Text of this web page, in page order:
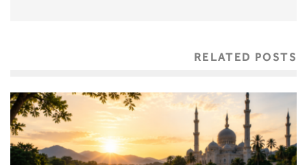
RELATED POSTS